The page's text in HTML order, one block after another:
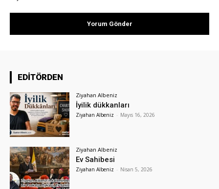
EDİTÖRDEN
Ziyahan Albeniz
İyilik dükkanları
Ziyahan Albeniz - Mayıs 16, 2026
Ziyahan Albeniz
Ev Sahibesi
Ziyahan Albeniz - Nisan 5, 2026